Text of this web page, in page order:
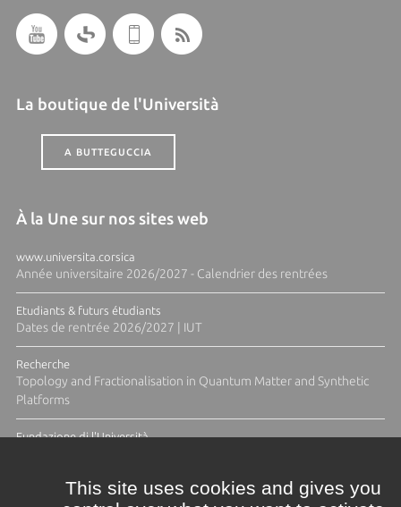
La boutique de l'Università
A BUTTEGUCCIA
À la Une sur nos sites web
www.universita.corsica
Année universitaire 2026/2027 - Calendrier des rentrées
Etudiants & futurs étudiants
Dates de rentrée 2026/2027 | IUT
Recherche
Topology and Fractionalisation in Quantum Matter and Synthetic
Platforms
Fundazione di l'Università
This site uses cookies and gives you